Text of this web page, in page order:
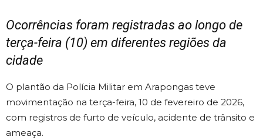
Ocorrências foram registradas ao longo de
terça-feira (10) em diferentes regiões da
cidade
O plantão da Polícia Militar em Arapongas teve
movimentação na terça-feira, 10 de fevereiro de 2026,
com registros de furto de veículo, acidente de trânsito e
ameaça.